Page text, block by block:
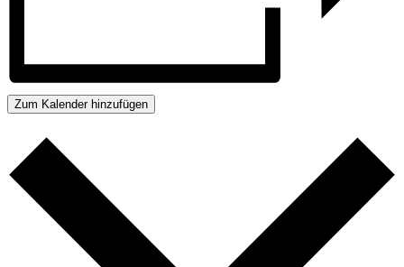
Zum Kalender hinzufügen